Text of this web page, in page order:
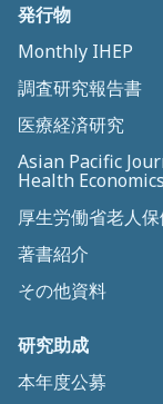
発行物
Monthly IHEP
調査研究報告書
医療経済研究
Asian Pacific
Health
厚生労働省老人
著書紹介
その他資料
研究助成
本年度公募